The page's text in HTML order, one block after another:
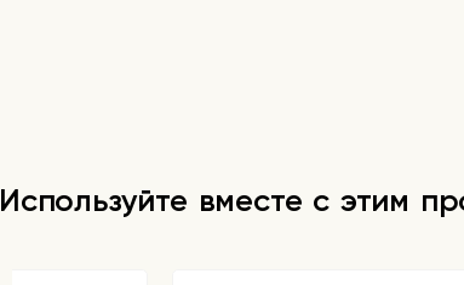
Используйте вместе с этим